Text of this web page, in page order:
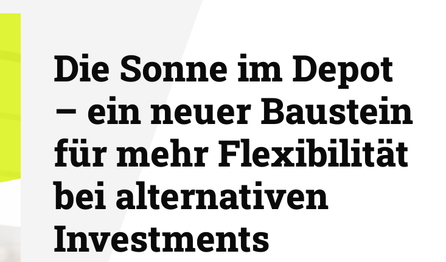
Die Sonne im Depot
– ein neuer Baustein
für mehr Flexibilität
bei alternativen
Investments